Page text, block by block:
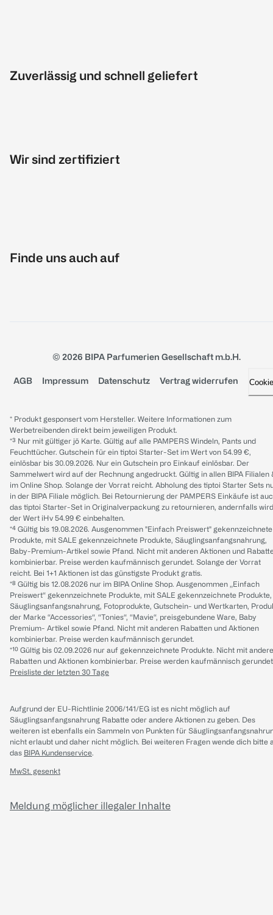
Zuverlässig und schnell geliefert
Wir sind zertifiziert
Finde uns auch auf
© 2026 BIPA Parfumerien Gesellschaft m.b.H.
AGB Impressum Datenschutz Vertrag widerrufen
* Produkt gesponsert vom Hersteller. Weitere Informationen zum
Werbetreibenden direkt beim jeweiligen Produkt.
*³ Nur mit gültiger jö Karte. Gültig auf alle PAMPERS Windeln, Pants und
Feuchttücher. Gutschein für ein tiptoi Starter-Set im Wert von 54.99 €,
einlösbar bis 30.09.2026. Nur ein Gutschein pro Einkauf einlösbar. Der
Sammelwert wird auf der Rechnung angedruckt. Gültig in allen BIPA Filialen
im Online Shop. Solange der Vorrat reicht. Abholung des tiptoi Starter Sets
in der BIPA Filiale möglich. Bei Retournierung der PAMPERS Einkäufe ist
das tiptoi Starter-Set in Originalverpackung zu retournieren, andernfalls wird
der Wert iHv 54.99 € einbehalten.
*⁴ Gültig bis 19.08.2026. Ausgenommen "Einfach Preiswert" gekennzeichnete
Produkte, mit SALE gekennzeichnete Produkte, Säuglingsanfangsnahrung,
Baby-Premium-Artikel sowie Pfand. Nicht mit anderen Aktionen und
kombinierbar. Preise werden kaufmännisch gerundet. Solange der Vorrat
reicht. Bei 1+1 Aktionen ist das günstigste Produkt gratis.
*⁸ Gültig bis 12.08.2026 nur im BIPA Online Shop. Ausgenommen „Einfach
Preiswert“ gekennzeichnete Produkte, mit SALE gekennzeichnete Produkte,
Säuglingsanfangsnahrung, Fotoprodukte, Gutschein- und Wertkarten,
der Marke “Accessories“, “Tonies“, “Mavie“, preisgebundene Ware, Baby
Premium- Artikel sowie Pfand. Nicht mit anderen Rabatten und Aktionen
kombinierbar. Preise werden kaufmännisch gerundet.
*¹⁰ Gültig bis 02.09.2026 nur auf gekennzeichnete Produkte. Nicht mit
Rabatten und Aktionen kombinierbar. Preise werden kaufmännisch
Preisliste der letzten 30 Tage
Aufgrund der EU-Richtlinie 2006/141/EG ist es nicht möglich auf
Säuglingsanfangsnahrung Rabatte oder andere Aktionen zu geben. Des
weiteren ist ebenfalls ein Sammeln von Punkten für
nicht erlaubt und daher nicht möglich. Bei weiteren Fragen wende dich bitte
das BIPA Kundenservice.
MwSt. gesenkt
Meldung möglicher illegaler Inhalte